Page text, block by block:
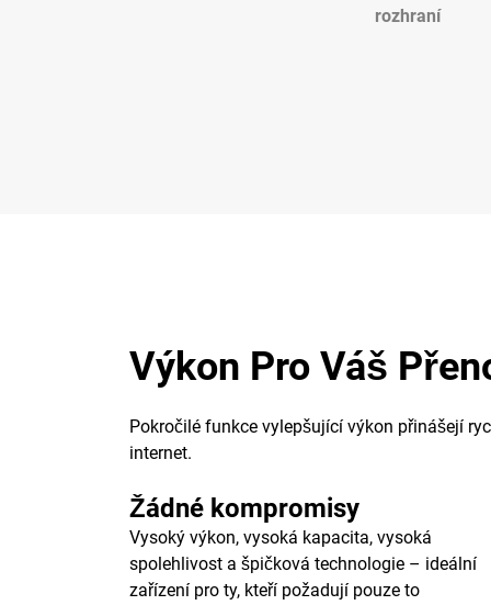
rozhraní
Výkon Pro Váš
Pokročilé funkce vylepšující výkon přinášejí
internet.
Žádné kompromisy
Vysoký výkon, vysoká kapacita, vysoká
spolehlivost a špičková technologie – ideální
zařízení pro ty, kteří požadují pouze to